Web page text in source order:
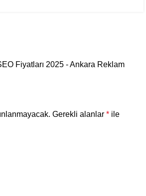
Fiyatları 2025 - Ankara Reklam
Gerekli alanlar * ile